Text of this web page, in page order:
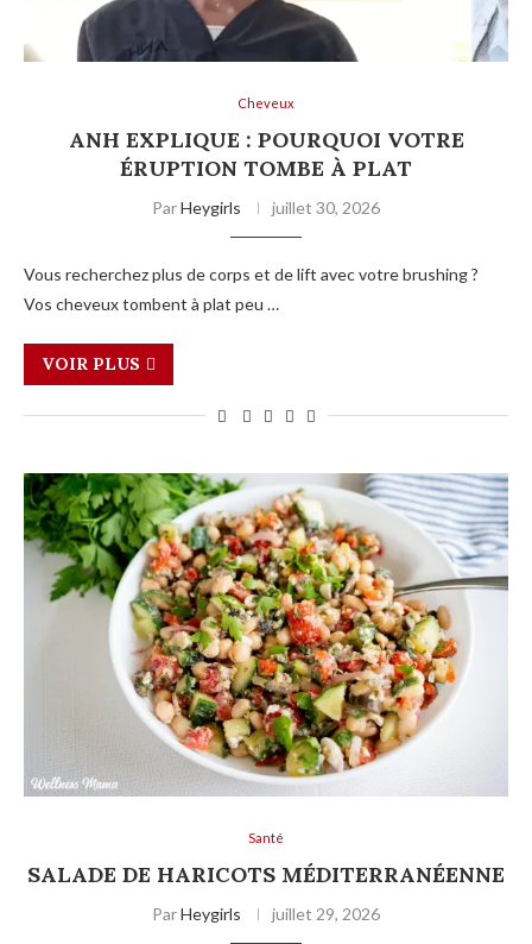
Cheveux
ANH EXPLIQUE : POURQUOI VOTRE
ÉRUPTION TOMBE À PLAT
ParHeygirls juillet 30, 2026
Vous recherchez plus de corps et de lift avec votre brushing ?
Vos cheveux tombent à plat peu …
VOIR PLUS
Santé
SALADE DE HARICOTS MÉDITERRANÉENNE
ParHeygirls juillet 29, 2026